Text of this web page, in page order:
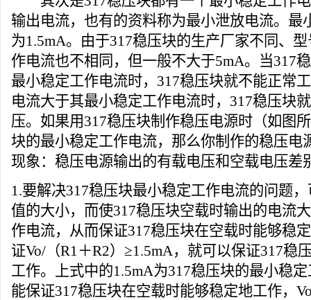
输出电流，也有的资料称为最小泄放电流。最
为1.5mA。由于317稳压块的生产厂家不同、
作电流也不相同，但一般不大于5mA。当317
最小稳定工作电流时，317稳压块就不能正常
电流大于其最小稳定工作电流时，317稳压块
压。如果用317稳压块制作稳压电源时（如图
块的最小稳定工作电流，那么你制作的稳压电
现象：稳压电源输出的有载电压和空载电压差
1.要解决317稳压块最小稳定工作电流的问题
值的大小，而使317稳压块空载时输出的电流
作电流，从而保证317稳压块在空载时能够稳
证Vo/（R1＋R2）≥1.5mA，就可以保证317稳
工作。上式中的1.5mA为317稳压块的最小稳
能保证317稳压块在空载时能够稳定地工作，